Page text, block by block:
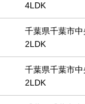
4LDK
千葉県千葉市
2LDK
千葉県千葉市
2LDK